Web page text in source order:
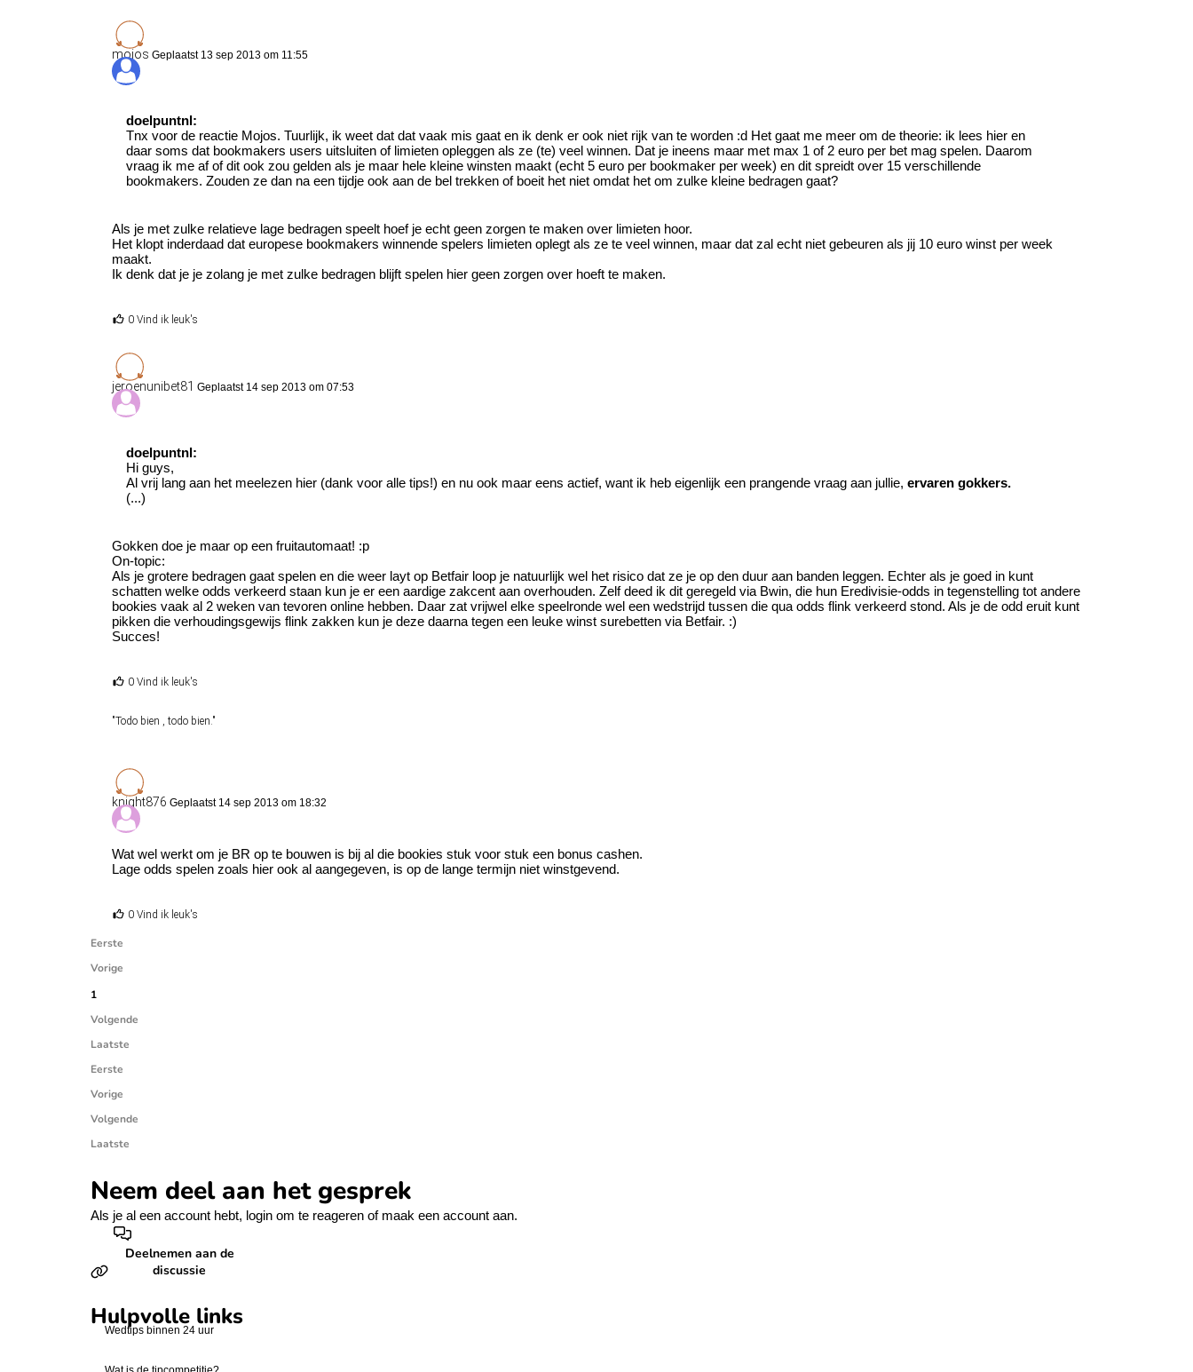
mojos Geplaatst 13 sep 2013 om 11:55
doelpuntnl:
Tnx voor de reactie Mojos. Tuurlijk, ik weet dat dat vaak mis gaat en ik denk er ook niet rijk van te worden :d Het gaat me meer om de theorie: ik lees hier en
daar soms dat bookmakers users uitsluiten of limieten opleggen als ze (te) veel winnen. Dat je ineens maar met max 1 of 2 euro per bet mag spelen. Daarom
vraag ik me af of dit ook zou gelden als je maar hele kleine winsten maakt (echt 5 euro per bookmaker per week) en dit spreidt over 15 verschillende
bookmakers. Zouden ze dan na een tijdje ook aan de bel trekken of boeit het niet omdat het om zulke kleine bedragen gaat?
Als je met zulke relatieve lage bedragen speelt hoef je echt geen zorgen te maken over limieten hoor.
Het klopt inderdaad dat europese bookmakers winnende spelers limieten oplegt als ze te veel winnen, maar dat zal echt niet gebeuren als jij 10 euro winst per week
maakt.
Ik denk dat je je zolang je met zulke bedragen blijft spelen hier geen zorgen over hoeft te maken.
0 Vind ik leuk's
jeroenunibet81 Geplaatst 14 sep 2013 om 07:53
doelpuntnl:
Hi guys,
Al vrij lang aan het meelezen hier (dank voor alle tips!) en nu ook maar eens actief, want ik heb eigenlijk een prangende vraag aan jullie, ervaren gokkers.
(...)
Gokken doe je maar op een fruitautomaat! :p
On-topic:
Als je grotere bedragen gaat spelen en die weer layt op Betfair loop je natuurlijk wel het risico dat ze je op den duur aan banden leggen. Echter als je goed in kunt
schatten welke odds verkeerd staan kun je er een aardige zakcent aan overhouden. Zelf deed ik dit geregeld via Bwin, die hun Eredivisie-odds in tegenstelling tot andere
bookies vaak al 2 weken van tevoren online hebben. Daar zat vrijwel elke speelronde wel een wedstrijd tussen die qua odds flink verkeerd stond. Als je de odd eruit kunt
pikken die verhoudingsgewijs flink zakken kun je deze daarna tegen een leuke winst surebetten via Betfair. :)
Succes!
0 Vind ik leuk's
"Todo bien , todo bien."
knight876 Geplaatst 14 sep 2013 om 18:32
Wat wel werkt om je BR op te bouwen is bij al die bookies stuk voor stuk een bonus cashen.
Lage odds spelen zoals hier ook al aangegeven, is op de lange termijn niet winstgevend.
0 Vind ik leuk's
Eerste
Vorige
1
Volgende
Laatste
Eerste
Vorige
Volgende
Laatste
Neem deel aan het gesprek
Als je al een account hebt, login om te reageren of maak een account aan.
Deelnemen aan de
discussie
Hulpvolle links
Wedtips binnen 24 uur